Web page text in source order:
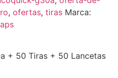
, ofertas, tiras Marca:
+ 50 Tiras + 50 Lancetas